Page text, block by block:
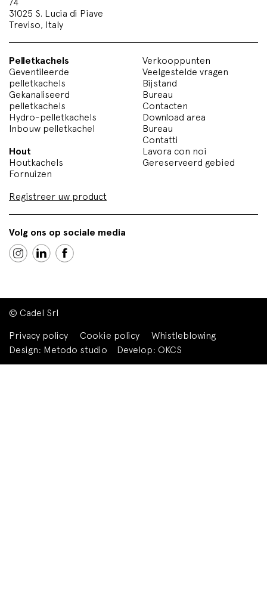
31025 S. Lucia di Piave
Treviso, Italy
Pelletkachels
Geventileerde
pelletkachels
Gekanaliseerd
pelletkachels
Hydro-pelletkachels
Inbouw pelletkachel
Hout
Houtkachels
Fornuizen
Registreer uw product
Verkooppunten
Veelgestelde vragen
Bijstand
Bureau
Contacten
Download area
Bureau
Contatti
Lavora con noi
Gereserveerd gebied
Volg ons op sociale media
© Cadel Srl
Privacy policy
Cookie policy
Whistleblowing
Design: Metodo studio Develop: OKCS